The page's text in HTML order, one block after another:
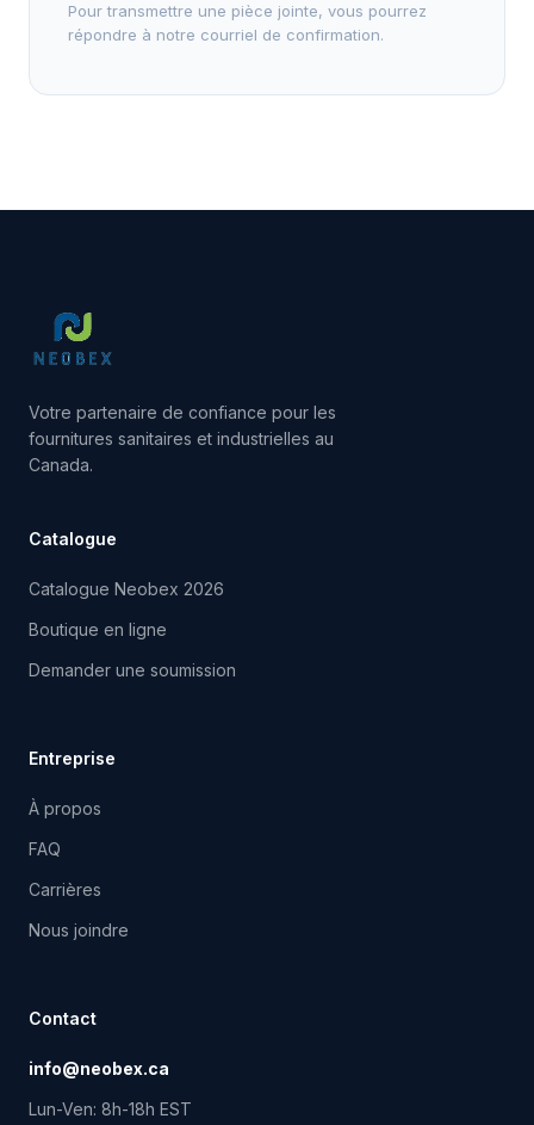
Pour transmettre une pièce jointe, vous pourrez
répondre à notre courriel de confirmation.
Votre partenaire de confiance pour les
fournitures sanitaires et industrielles au
Canada.
Catalogue
Catalogue Neobex 2026
Boutique en ligne
Demander une soumission
Entreprise
À propos
FAQ
Carrières
Nous joindre
Contact
info@neobex.ca
Lun-Ven: 8h-18h EST